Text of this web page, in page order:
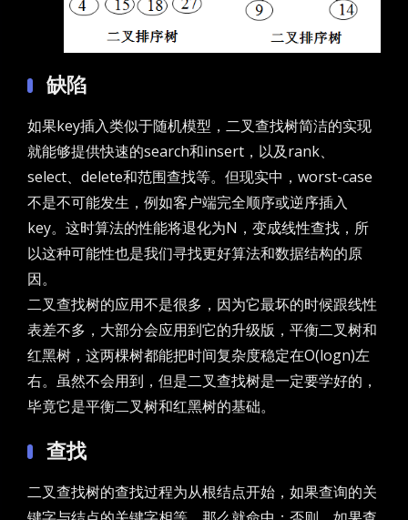
缺陷
如果key插入类似于随机模型，二叉查找树简洁的实现
就能够提供快速的search和insert，以及rank、
select、delete和范围查找等。但现实中，worst-case
不是不可能发生，例如客户端完全顺序或逆序插入
key。这时算法的性能将退化为N，变成线性查找，所
以这种可能性也是我们寻找更好算法和数据结构的原
因。
二叉查找树的应用不是很多，因为它最坏的时候跟线性
表差不多，大部分会应用到它的升级版，平衡二叉树和
红黑树，这两棵树都能把时间复杂度稳定在O(logn)左
右。虽然不会用到，但是二叉查找树是一定要学好的，
毕竟它是平衡二叉树和红黑树的基础。
查找
二叉查找树的查找过程为从根结点开始，如果查询的关